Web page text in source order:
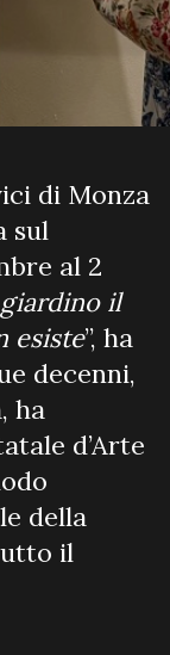
di Monza
sul
al 2
il
esiste”, ha
decenni,
ha
d’Arte
della
il